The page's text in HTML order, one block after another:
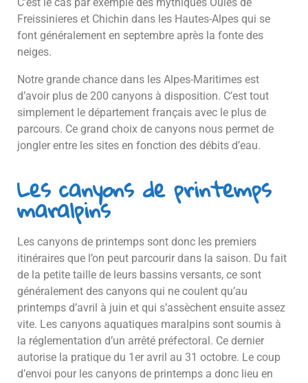
C’est le cas par exemple des mythiques Oules de
Freissinieres et Chichin dans les Hautes-Alpes qui se
font généralement en septembre après la fonte des
neiges.
Notre grande chance dans les Alpes-Maritimes est
d’avoir plus de 200 canyons à disposition. C’est tout
simplement le département français avec le plus de
parcours. Ce grand choix de canyons nous permet de
jongler entre les sites en fonction des débits d’eau.
Les canyons de printemps
maralpins
Les canyons de printemps sont donc les premiers
itinéraires que l’on peut parcourir dans la saison. Du fait
de la petite taille de leurs bassins versants, ce sont
généralement des canyons qui ne coulent qu’au
printemps d’avril à juin et qui s’assèchent ensuite assez
vite. Les canyons aquatiques maralpins sont soumis à
la réglementation d’un arrêté préfectoral. Ce dernier
autorise la pratique du 1er avril au 31 octobre. Le coup
d’envoi pour les canyons de printemps a donc lieu en